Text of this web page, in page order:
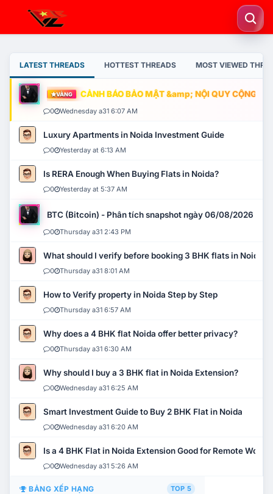
LATEST THREADS HOTTEST THREADS MOST VIEWED
VÀNG CẢNH BÁO BẢO MẬT &amp; NỘI QUY CỘNG
0 Wednesday a31 6:07 AM
Luxury Apartments in Noida Investment Guide
0 Yesterday at 6:13 AM
Is RERA Enough When Buying Flats in Noida?
0 Yesterday at 5:37 AM
BTC (Bitcoin) - Phân tích snapshot ngày 06/08/2026
0 Thursday a31 2:43 PM
What should I verify before booking 3 BHK flats in Noida?
0 Thursday a31 8:01 AM
How to Verify property in Noida Step by Step
0 Thursday a31 6:57 AM
Why does a 4 BHK flat Noida offer better privacy?
0 Thursday a31 6:30 AM
Why should I buy a 3 BHK flat in Noida Extension?
0 Wednesday a31 6:25 AM
Smart Investment Guide to Buy 2 BHK Flat in Noida
0 Wednesday a31 6:20 AM
Is a 4 BHK Flat in Noida Extension Good for Remote Work?
0 Wednesday a31 5:26 AM
BẢNG XẾP HẠNG TOP 5